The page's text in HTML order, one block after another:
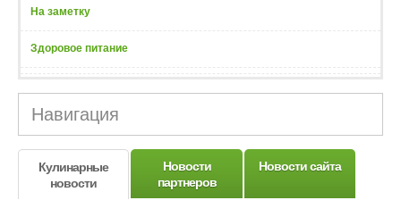
На заметку
Здоровое питание
Навигация
Кулинарные
новости
Новости
партнеров
Новости сайта